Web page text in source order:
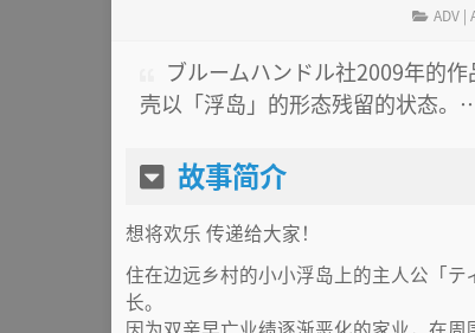
ADV |
ブルームハンドル社2009年的
壳以「浮岛」的形态残留的状态
故事简介
想将欢乐 传递给大家！
住在边远乡村的小小浮岛上的主人公「
长。